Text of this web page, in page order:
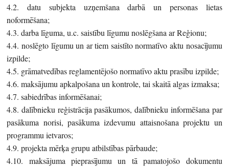
4.2. datu subjekta uzņemšana darbā un personas lietas
noformēšana;
4.3. darba līguma, u.c. saistību līgumu noslēgšana ar Reģionu;
4.4. noslēgto līgumu un ar tiem saistīto normatīvo aktu nosacījumu
izpilde;
4.5. grāmatvedības reglamentējošo normatīvo aktu prasību izpilde;
4.6. maksājumu apkalpošana un kontrole, tai skaitā algas izmaksa;
4.7. sabiedrības informēšanai;
4.8. dalībnieku reģistrācija pasākumos, dalībnieku informēšana par
pasākuma norisi, pasākuma izdevumu attaisnošana projektu un
programmu ietvaros;
4.9. projekta mērķa grupu atbilstības pārbaude;
4.10. maksājuma pieprasījumu un tā pamatojošo dokumentu